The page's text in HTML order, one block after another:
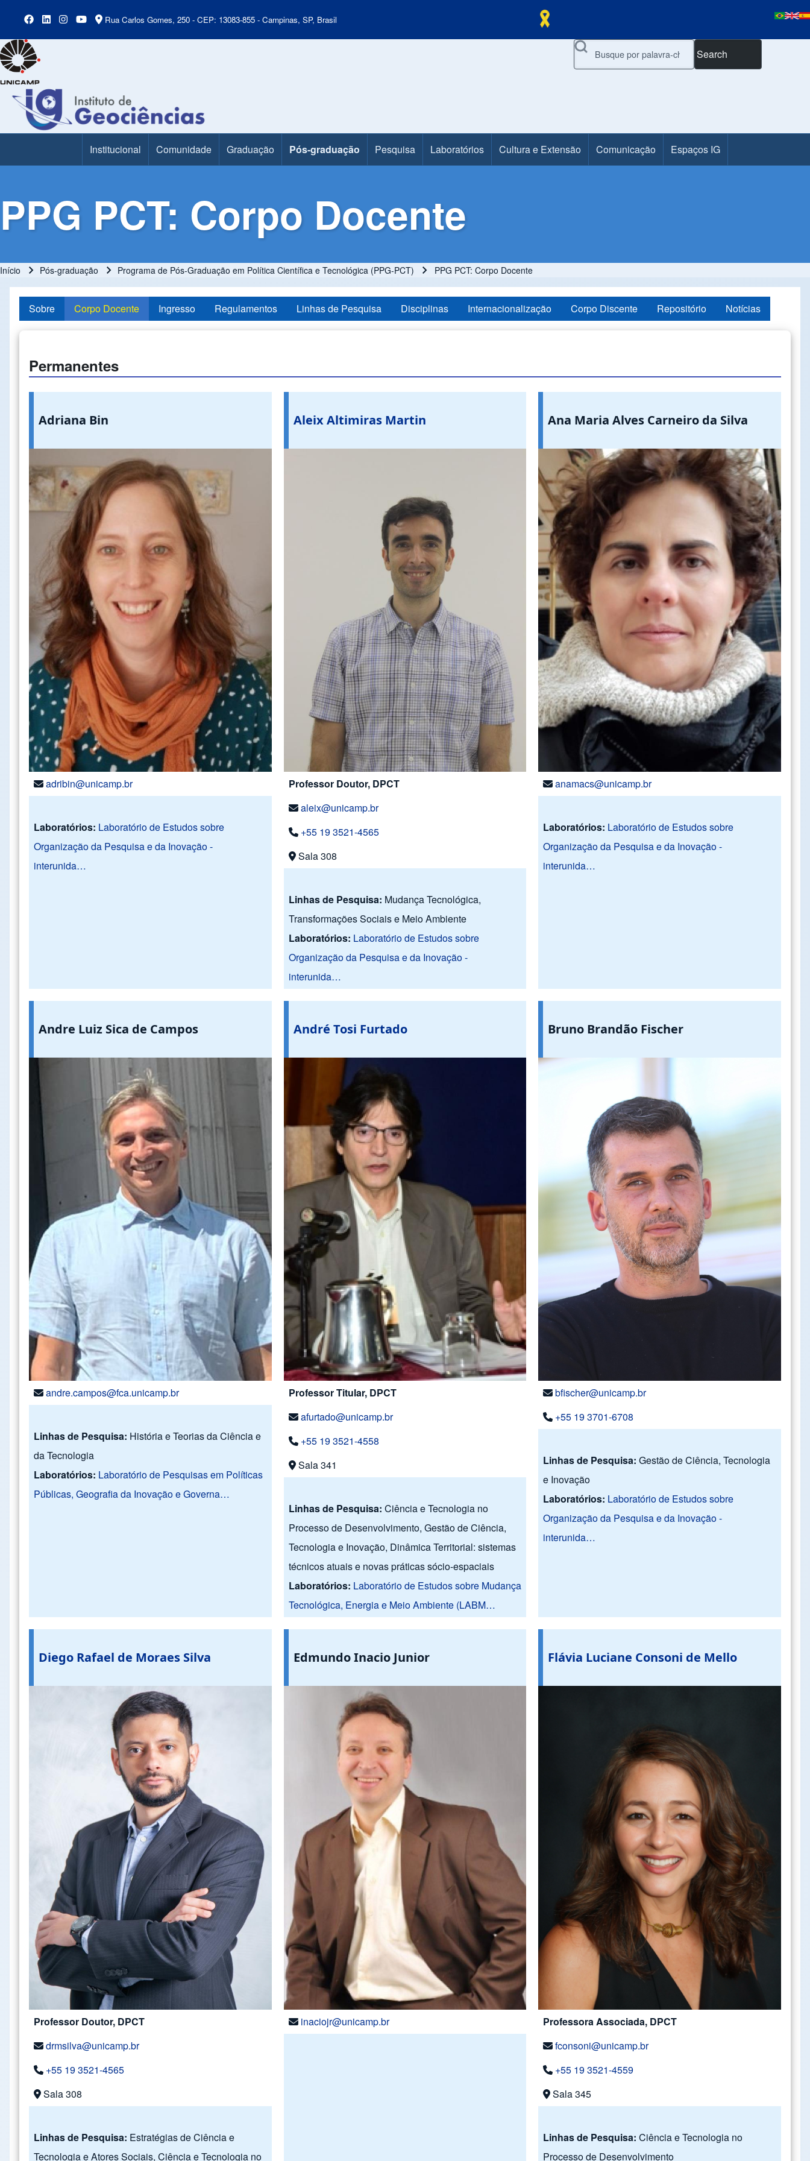
Rua Carlos Gomes, 250 - CEP: 13083-855 - Campinas, SP, Brasil
Search
Main MenuInstitucional Comunidade Graduação Pós-graduação Pesquisa Laboratórios Cultura e Extensão Comunicação Espaços IG
PPG PCT: Corpo Docente
Trilha de navegação
Início Pós-graduação Programa de Pós-Graduação em Política Científica e Tecnológica (PPG-PCT) PPG PCT: Corpo Docente
Sobre Corpo Docente Ingresso Regulamentos Linhas de Pesquisa Disciplinas Internacionalização Corpo Discente Repositório Notícias
Permanentes
Adriana Bin
adribin@unicamp.br
Laboratórios: Laboratório de Estudos sobre
Organização da Pesquisa e da Inovação -
interunida…
Aleix Altimiras Martin
Professor Doutor, DPCT
aleix@unicamp.br
+55 19 3521-4565
Sala 308
Linhas de Pesquisa: Mudança Tecnológica,
Transformações Sociais e Meio Ambiente
Laboratórios: Laboratório de Estudos sobre
Organização da Pesquisa e da Inovação -
interunida…
Ana Maria Alves Carneiro da Silva
anamacs@unicamp.br
Laboratórios: Laboratório de Estudos sobre
Organização da Pesquisa e da Inovação -
interunida…
Andre Luiz Sica de Campos
andre.campos@fca.unicamp.br
Linhas de Pesquisa: História e Teorias da Ciência e
da Tecnologia
Laboratórios: Laboratório de Pesquisas em Políticas
Públicas, Geografia da Inovação e Governa…
André Tosi Furtado
Professor Titular, DPCT
afurtado@unicamp.br
+55 19 3521-4558
Sala 341
Linhas de Pesquisa: Ciência e Tecnologia no
Processo de Desenvolvimento, Gestão de Ciência,
Tecnologia e Inovação, Dinâmica Territorial: sistemas
técnicos atuais e novas práticas sócio-espaciais
Laboratórios: Laboratório de Estudos sobre Mudança
Tecnológica, Energia e Meio Ambiente (LABM…
Bruno Brandão Fischer
bfischer@unicamp.br
+55 19 3701-6708
Linhas de Pesquisa: Gestão de Ciência, Tecnologia
e Inovação
Laboratórios: Laboratório de Estudos sobre
Organização da Pesquisa e da Inovação -
interunida…
Diego Rafael de Moraes Silva
Professor Doutor, DPCT
drmsilva@unicamp.br
+55 19 3521-4565
Sala 308
Linhas de Pesquisa: Estratégias de Ciência e
Tecnologia e Atores Sociais, Ciência e Tecnologia no
Edmundo Inacio Junior
inaciojr@unicamp.br
Flávia Luciane Consoni de Mello
Professora Associada, DPCT
fconsoni@unicamp.br
+55 19 3521-4559
Sala 345
Linhas de Pesquisa: Ciência e Tecnologia no
Processo de Desenvolvimento